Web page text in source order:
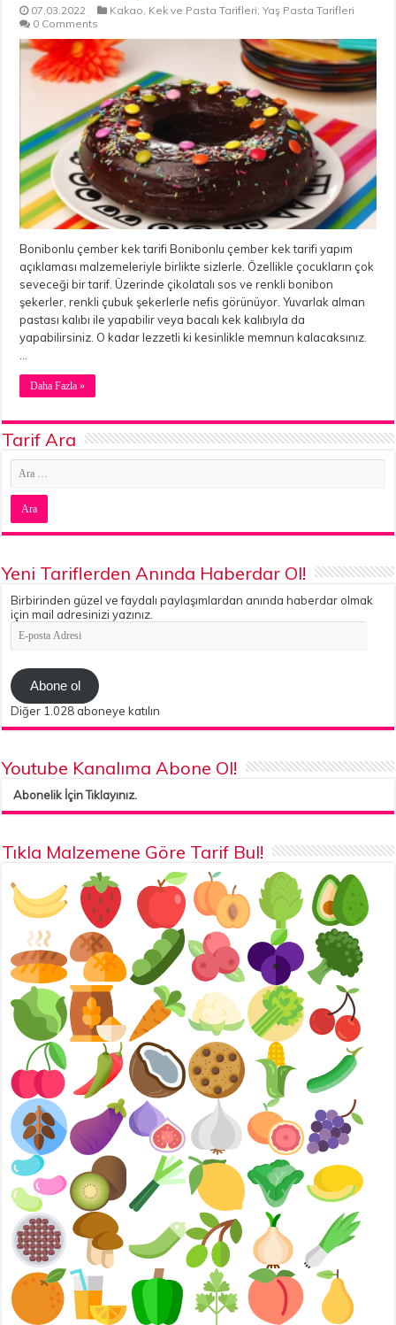
07.03.2022 Kakao, Kek ve Pasta Tarifleri,Yaş Pasta Tarifleri
0 Comments
Bonibonlu çember kek tarifi Bonibonlu çember kek tarifi yapım
açıklaması malzemeleriyle birlikte sizlerle. Özellikle çocukların çok
seveceği bir tarif. Üzerinde çikolatalı sos ve renkli bonibon
şekerler, renkli çubuk şekerlerle nefis görünüyor. Yuvarlak alman
pastası kalıbı ile yapabilir veya bacalı kek kalıbıyla da
yapabilirsiniz. O kadar lezzetli ki kesinlikle memnun kalacaksınız.
…
Daha Fazla »
Tarif Ara
Yeni Tariflerden Anında Haberdar Ol!
Birbirinden güzel ve faydalı paylaşımlardan anında haberdar olmak
için mail adresinizi yazınız.
E-
posta
Abone ol
Diğer 1.028 aboneye katılın
Youtube Kanalıma Abone Ol!
Abonelik İçin Tıklayınız.
Tıkla Malzemene Göre Tarif Bul!